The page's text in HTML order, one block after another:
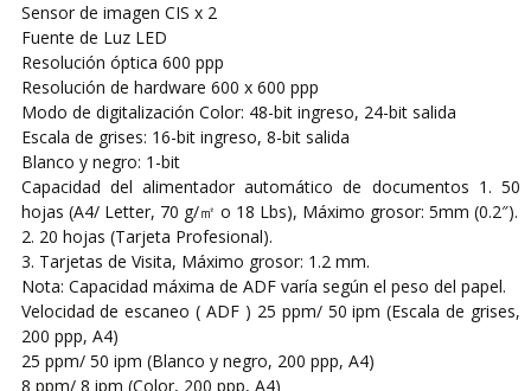
Sensor de imagen CIS x 2
Fuente de Luz LED
Resolución óptica 600 ppp
Resolución de hardware 600 x 600 ppp
Modo de digitalización Color: 48-bit ingreso, 24-bit salida
Escala de grises: 16-bit ingreso, 8-bit salida
Blanco y negro: 1-bit
Capacidad del alimentador automático de documentos 1. 50
hojas (A4/ Letter, 70 g/㎡ o 18 Lbs), Máximo grosor: 5mm (0.2″).
2. 20 hojas (Tarjeta Profesional).
3. Tarjetas de Visita, Máximo grosor: 1.2 mm.
Nota: Capacidad máxima de ADF varía según el peso del papel.
Velocidad de escaneo ( ADF ) 25 ppm/ 50 ipm (Escala de grises,
200 ppp, A4)
25 ppm/ 50 ipm (Blanco y negro, 200 ppp, A4)
8 ppm/ 8 ipm (Color, 200 ppp, A4)